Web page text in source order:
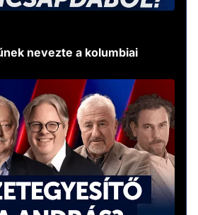
nevezte a kolumbiai